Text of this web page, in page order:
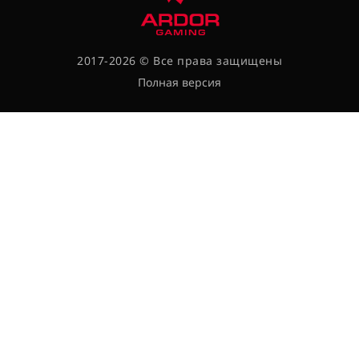
2017-2026 © Все права защищены
Полная версия